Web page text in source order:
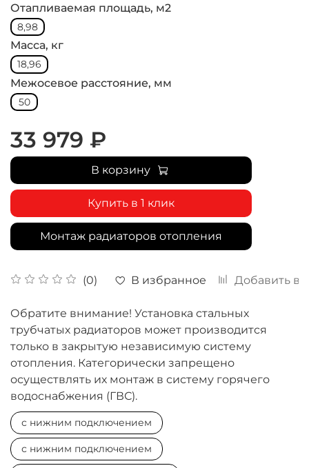
(0) В избранное Добавить в
Отапливаемая площадь, м2
8,98
Масса, кг
18,96
Межосевое расстояние, мм
50
33 979 ₽
В корзину
Купить в 1 клик
Монтаж радиаторов отопления
Обратите внимание! Установка стальных
трубчатых радиаторов может производится
только в закрытую независимую систему
отопления. Категорически запрещено
осуществлять их монтаж в систему горячего
водоснабжения (ГВС).
с нижним подключением
с нижним подключением